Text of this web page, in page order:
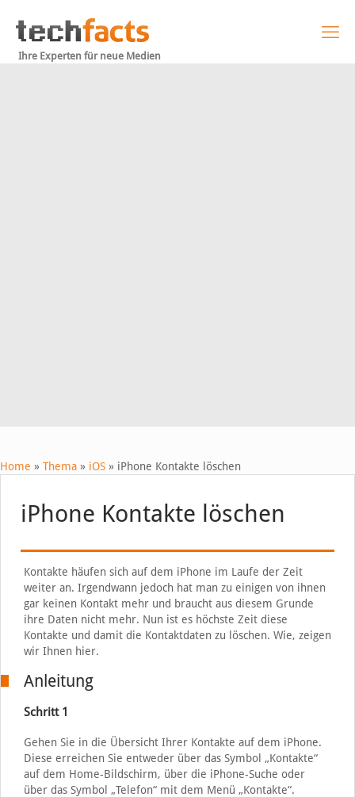
Ihre Experten für neue Medien
Home » Thema » iOS » iPhone Kontakte löschen
iPhone Kontakte löschen
Kontakte häufen sich auf dem iPhone im Laufe der Zeit
weiter an. Irgendwann jedoch hat man zu einigen von ihnen
gar keinen Kontakt mehr und braucht aus diesem Grunde
ihre Daten nicht mehr. Nun ist es höchste Zeit diese
Kontakte und damit die Kontaktdaten zu löschen. Wie, zeigen
wir Ihnen hier.
Anleitung
Schritt 1
Gehen Sie in die Übersicht Ihrer Kontakte auf dem iPhone.
Diese erreichen Sie entweder über das Symbol „Kontakte“
auf dem Home-Bildschirm, über die iPhone-Suche oder
über das Symbol „Telefon“ mit dem Menü „Kontakte“.